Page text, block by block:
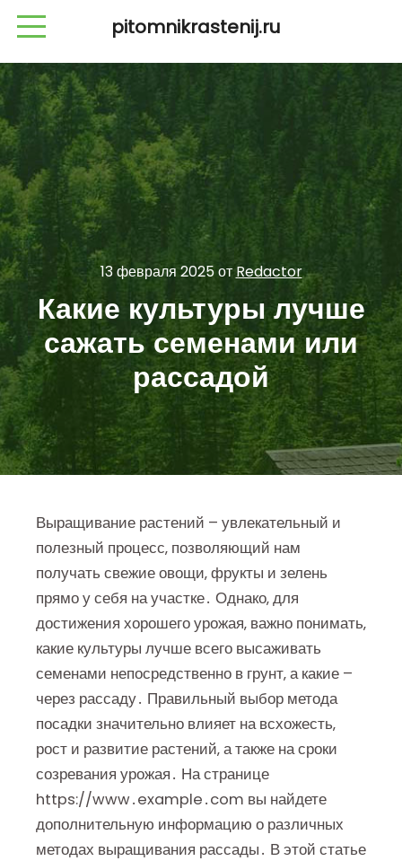
pitomnikrastenij.ru
13 февраля 2025отRedactor
Какие культуры лучше
сажать семенами или
рассадой
Выращивание растений – увлекательный и
полезный процесс‚ позволяющий нам
получать свежие овощи‚ фрукты и зелень
прямо у себя на участке․ Однако‚ для
достижения хорошего урожая‚ важно понимать‚
какие культуры лучше всего высаживать
семенами непосредственно в грунт‚ а какие –
через рассаду․ Правильный выбор метода
посадки значительно влияет на всхожесть‚
рост и развитие растений‚ а также на сроки
созревания урожая․ На странице
https://www․example․com вы найдете
дополнительную информацию о различных
методах выращивания рассады․ В этой статье